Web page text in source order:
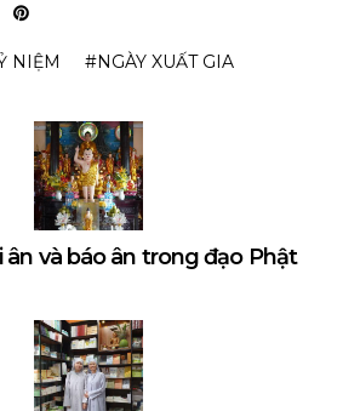
NIỆM NGÀY XUẤT GIA
ân và báo ân trong đạo Phật